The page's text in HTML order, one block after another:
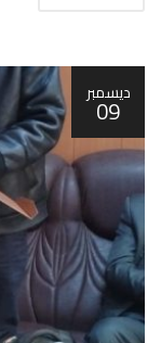
ديسمبر
09